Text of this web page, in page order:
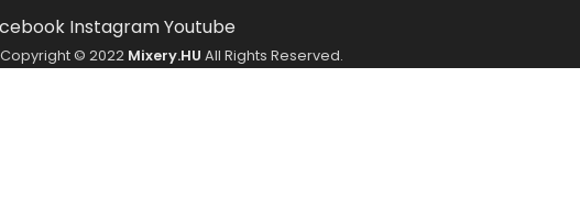
InstagramYoutube
Copyright © 2022 Mixery.HU All Rights Reserved.